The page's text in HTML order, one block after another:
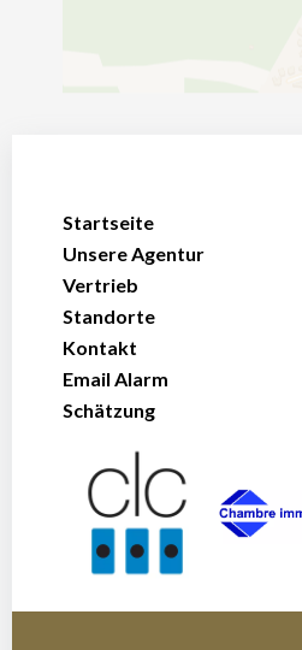
Startseite
Unsere Agentur
Vertrieb
Standorte
Kontakt
Email Alarm
Schätzung